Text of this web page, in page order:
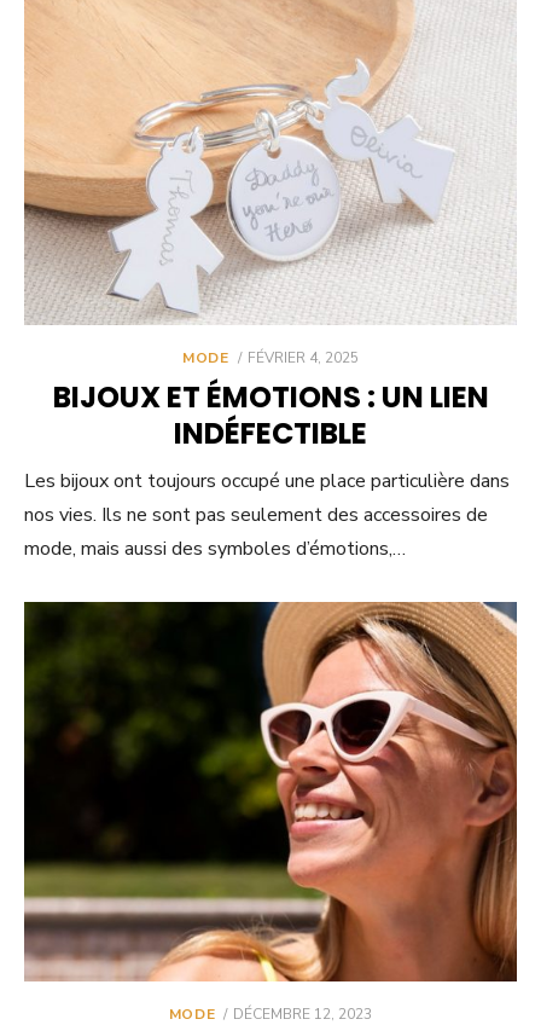
MODE
POSTED
FÉVRIER 4, 2025
BIJOUX ET ÉMOTIONS : UN LIEN
INDÉFECTIBLE
Les bijoux ont toujours occupé une place particulière dans
nos vies. Ils ne sont pas seulement des accessoires de
mode, mais aussi des symboles d’émotions,…
MODE
POSTED
DÉCEMBRE 12, 2023